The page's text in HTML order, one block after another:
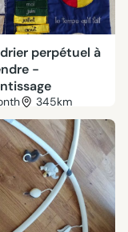
perpétuel à
-
345km